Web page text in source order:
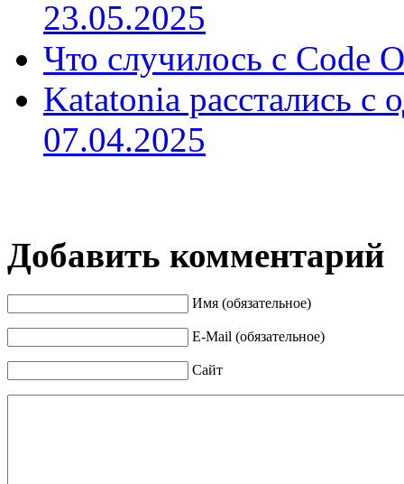
23.05.2025
Что случилось с Code
Katatonia расстались с
07.04.2025
Добавить комментарий
Имя (обязательное)
E-Mail (обязательное)
Сайт